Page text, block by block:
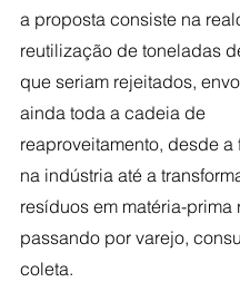
a proposta consiste na
reutilização de toneladas
que seriam rejeitados,
ainda toda a cadeia de
reaproveitamento, desde
na indústria até a
resíduos em matéria-prima
passando por varejo,
coleta.